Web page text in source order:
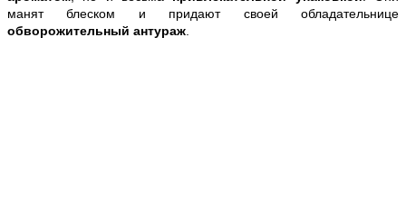
манят блеском и придают своей обладательнице
обворожительный антураж